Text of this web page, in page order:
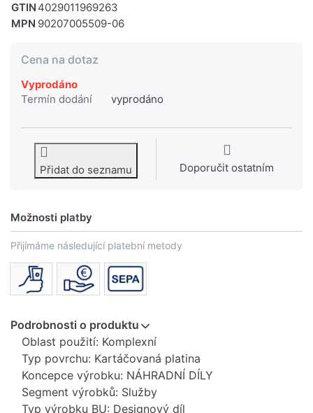
GTIN 4029011969263
MPN 90207005509-06
Cena na dotaz
Vyprodáno
Termín dodání
vyprodáno
Přidat do seznamu Doporučit ostatním
Možnosti platby
Přijímáme následující platební metody
Podrobnosti o produktu
Oblast použití: Komplexní
Typ povrchu: Kartáčovaná platina
Koncepce výrobku: NÁHRADNÍ DÍLY
Segment výrobků: Služby
Typ výrobku BU: Designový díl